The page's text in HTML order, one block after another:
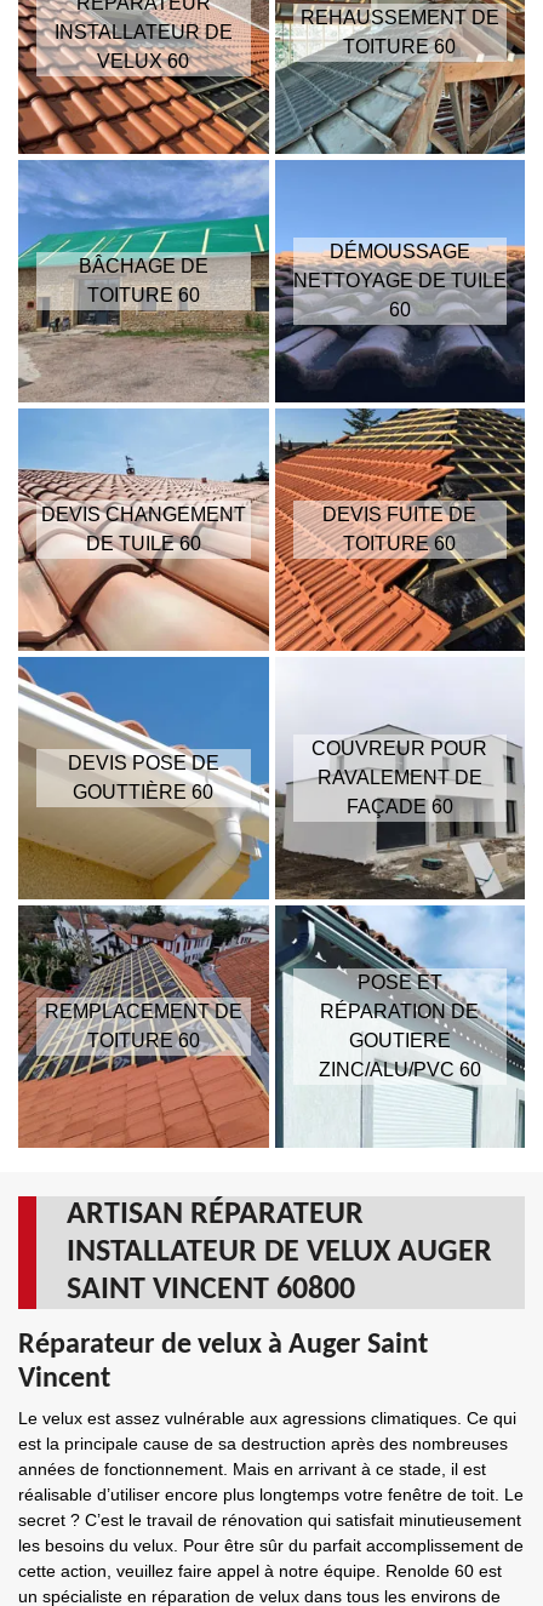
INSTALLATEUR DE
VELUX 60
REHAUSSEMENT DE
TOITURE 60
BÂCHAGE DE
TOITURE 60
DÉMOUSSAGE
NETTOYAGE DE TUILE
60
DEVIS CHANGEMENT
DE TUILE 60
DEVIS FUITE DE
TOITURE 60
DEVIS POSE DE
GOUTTIÈRE 60
COUVREUR POUR
RAVALEMENT DE
FAÇADE 60
REMPLACEMENT DE
TOITURE 60
POSE ET
RÉPARATION DE
GOUTIERE
ZINC/ALU/PVC 60
ARTISAN RÉPARATEUR
INSTALLATEUR DE VELUX AUGER
SAINT VINCENT 60800
Réparateur de velux à Auger Saint
Vincent
Le velux est assez vulnérable aux agressions climatiques. Ce qui
est la principale cause de sa destruction après des nombreuses
années de fonctionnement. Mais en arrivant à ce stade, il est
réalisable d’utiliser encore plus longtemps votre fenêtre de toit. Le
secret ? C’est le travail de rénovation qui satisfait minutieusement
les besoins du velux. Pour être sûr du parfait accomplissement de
cette action, veuillez faire appel à notre équipe. Renolde 60 est
un spécialiste en réparation de velux dans tous les environs de